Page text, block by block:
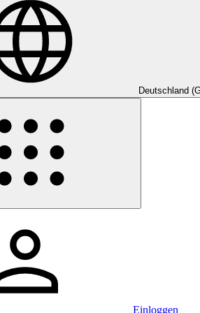
Deutschland
Einloggen